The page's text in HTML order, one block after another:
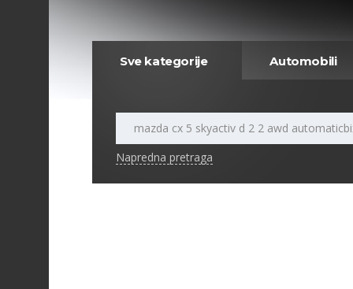
Sve kategorije Automobili
Napredna pretraga